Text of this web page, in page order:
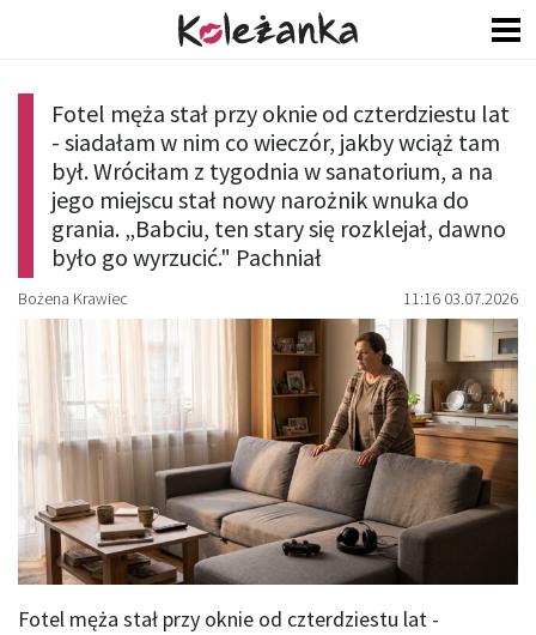
Fotel męża stał przy oknie od czterdziestu lat
- siadałam w nim co wieczór, jakby wciąż tam
był. Wróciłam z tygodnia w sanatorium, a na
jego miejscu stał nowy narożnik wnuka do
grania. „Babciu, ten stary się rozklejał, dawno
było go wyrzucić." Pachniał
Bożena Krawiec 11:16 03.07.2026
Fotel męża stał przy oknie od czterdziestu lat -